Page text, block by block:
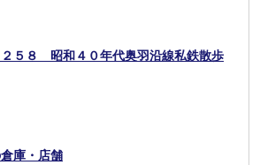
２５８ 昭和４０年代奥羽沿線私鉄散歩
庫・店舗